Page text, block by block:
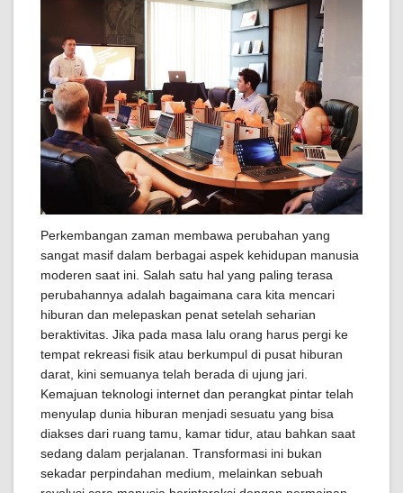
Perkembangan zaman membawa perubahan yang
sangat masif dalam berbagai aspek kehidupan manusia
moderen saat ini. Salah satu hal yang paling terasa
perubahannya adalah bagaimana cara kita mencari
hiburan dan melepaskan penat setelah seharian
beraktivitas. Jika pada masa lalu orang harus pergi ke
tempat rekreasi fisik atau berkumpul di pusat hiburan
darat, kini semuanya telah berada di ujung jari.
Kemajuan teknologi internet dan perangkat pintar telah
menyulap dunia hiburan menjadi sesuatu yang bisa
diakses dari ruang tamu, kamar tidur, atau bahkan saat
sedang dalam perjalanan. Transformasi ini bukan
sekadar perpindahan medium, melainkan sebuah